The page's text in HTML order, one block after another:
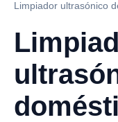
Limpiador ultrasónico